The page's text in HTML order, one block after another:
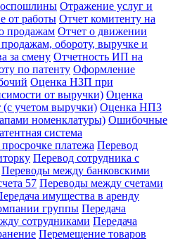
Отражение услуг и
от работы Отчет комитенту на
продажам Отчет о движении
обороту, выручке и
за смену Отчетность ИП на
по патенту Оформление
Оценка НЗП при
от выручки) Оценка
учетом выручки) Оценка НПЗ
номенклатуры) Ошибочные
система
платежа Перевод
Перевод сотрудника с
Переводы между банковскими
57 Переводы между счетами
имущества в аренду
группы Передача
сотрудниками Передача
Перемещение товаров